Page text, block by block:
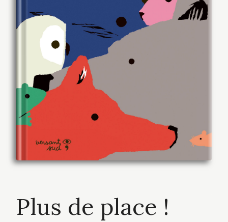
Plus de place !